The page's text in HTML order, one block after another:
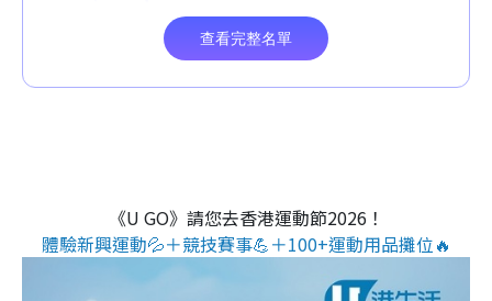
《U GO》請您去香港運動節2026！
體驗新興運動💦＋競技賽事💪＋100+運動用品攤位🔥